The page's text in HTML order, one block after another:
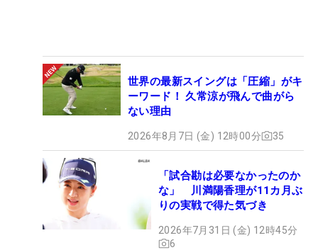
世界の最新スイングは「圧縮」がキ
ーワード！ 久常涼が飛んで曲がら
ない理由
2026年8月7日 (金) 12時00分 35
「試合勘は必要なかったのか
な」 川満陽香理が11カ月ぶ
りの実戦で得た気づき
2026年7月31日 (金) 12時45分
6